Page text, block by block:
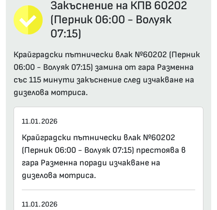
Закъснение на КПВ 60202
(Перник 06:00 - Волуяк
07:15)
Крайградски пътнически влак №60202 (Перник
06:00 - Волуяк 07:15) замина от гара Разменна
със 115 минути закъснение след изчакване на
дизелова мотриса.
11.01.2026
Крайградски пътнически влак №60202
(Перник 06:00 - Волуяк 07:15) престоява в
гара Разменна поради изчакване на
дизелова мотриса.
11.01.2026